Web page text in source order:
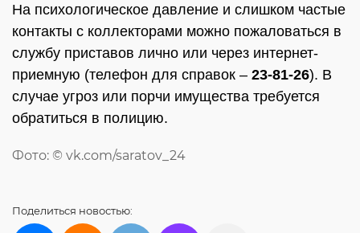
На психологическое давление и слишком частые
контакты с коллекторами можно пожаловаться в
службу приставов лично или через интернет-
приемную (телефон для справок – 23-81-26). В
случае угроз или порчи имущества требуется
обратиться в полицию.
Фото: © vk.com/saratov_24
Поделиться новостью: